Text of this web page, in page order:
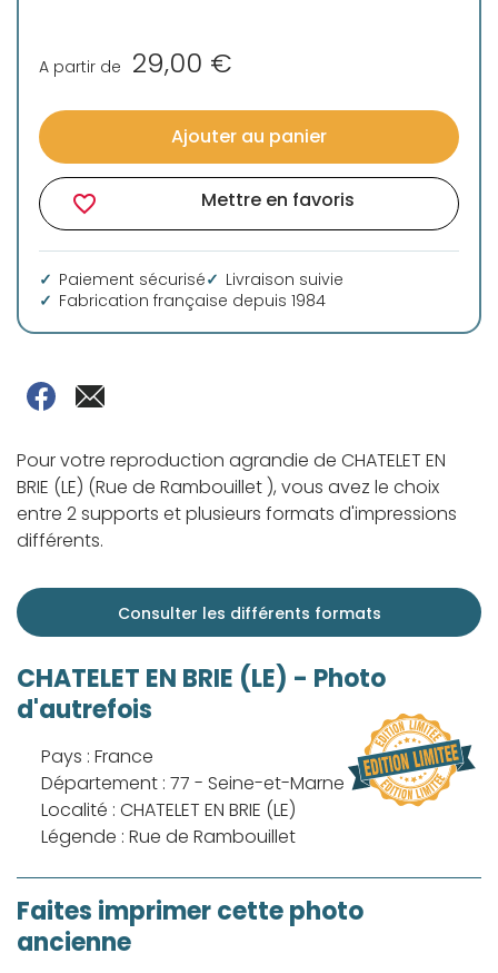
A partir de 29,00 €
Ajouter au panier
favorite_border Mettre en favoris
Paiement sécurisé
Livraison suivie
Fabrication française depuis 1984
Pour votre reproduction agrandie de CHATELET EN
BRIE (LE) (Rue de Rambouillet ), vous avez le choix
entre 2 supports et plusieurs formats d'impressions
différents.
Consulter les différents formats
CHATELET EN BRIE (LE) - Photo
d'autrefois
Pays : France
Département : 77 - Seine-et-Marne
Localité : CHATELET EN BRIE (LE)
Légende : Rue de Rambouillet
Faites imprimer cette photo
ancienne